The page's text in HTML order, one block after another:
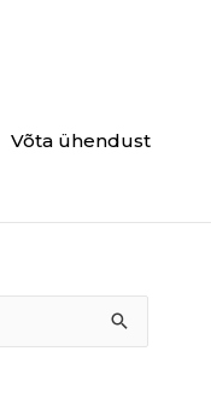
Võta ühendust